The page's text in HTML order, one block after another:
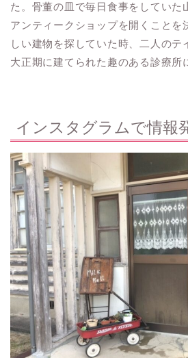
た。骨董の皿で毎日食事をしていた
アンティークショップを開くことを
しい建物を探していた時、二人のテ
大正期に建てられた趣のある診療所
インスタグラムで情報